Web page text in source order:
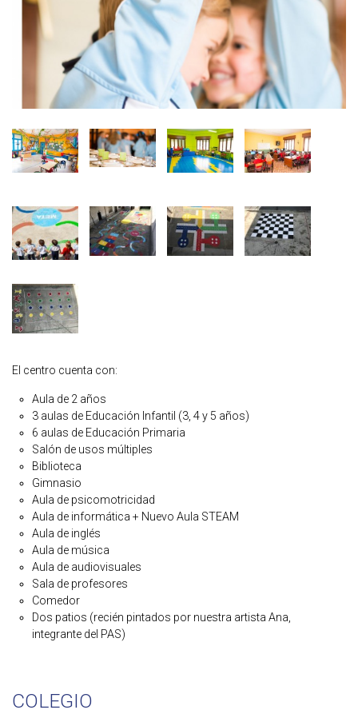
El centro cuenta con:
Aula de 2 años
3 aulas de Educación Infantil (3, 4 y 5 años)
6 aulas de Educación Primaria
Salón de usos múltiples
Biblioteca
Gimnasio
Aula de psicomotricidad
Aula de informática + Nuevo Aula STEAM
Aula de inglés
Aula de música
Aula de audiovisuales
Sala de profesores
Comedor
Dos patios (recién pintados por nuestra artista Ana,
integrante del PAS)
COLEGIO